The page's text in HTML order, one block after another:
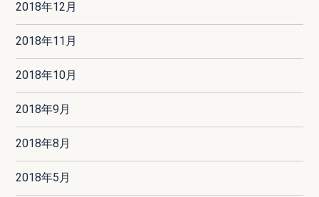
2018年12月
2018年11月
2018年10月
2018年9月
2018年8月
2018年5月